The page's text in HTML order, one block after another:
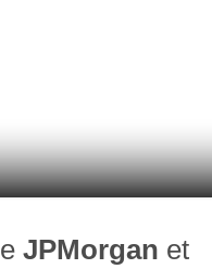
JPMorgan et